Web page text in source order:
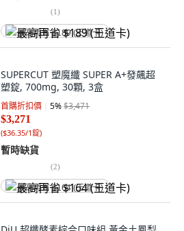
(1)
最高再省 $189 (王道卡)
SUPERCUT 塑魔纖 SUPER A+發飆超
塑錠, 700mg, 30顆, 3盒
首購折扣價 5%$3,471
$3,271
($36.35/1錠)
暫時缺貨
(2)
最高再省 $164 (王道卡)